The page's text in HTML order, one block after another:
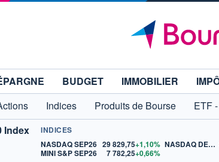
BUDGET IMMOBILIER
Indices Produits de Bourse ETF
Index
INDICES
NASDAQ SEP26 29 829,75+1,10%
MINI S&P SEP26
7 782,25+0,66%
NASDAQ DEC26